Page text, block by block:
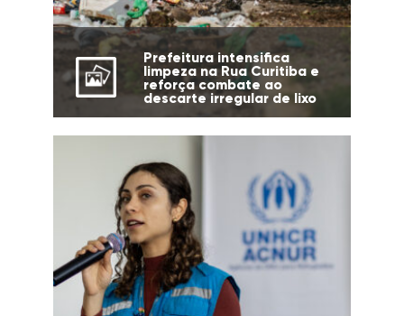
Prefeitura intensifica
limpeza na Rua Curitiba e
reforça combate ao
descarte irregular de lixo